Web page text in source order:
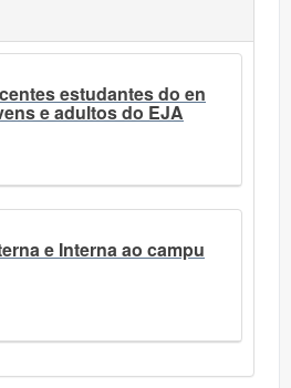
estudantes do en
e adultos do EJA
e Interna ao campu